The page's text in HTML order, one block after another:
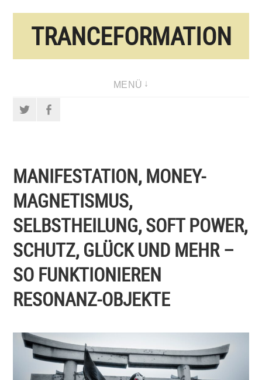
TRANCEFORMATION
MENÜ
Twitter
MANIFESTATION, MONEY-
MAGNETISMUS,
SELBSTHEILUNG, SOFT POWER,
SCHUTZ, GLÜCK UND MEHR –
SO FUNKTIONIEREN
RESONANZ-OBJEKTE